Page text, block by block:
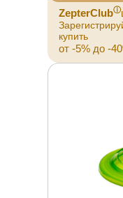
ZepterClubⓘ
купить
от -5% до -